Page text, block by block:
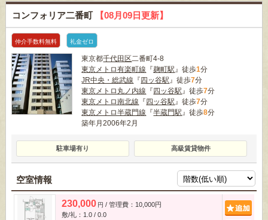
コンフォリア二番町 【08月09日更新】
仲介手数料無料 礼金ゼロ
東京都千代田区二番町4-8
東京メトロ有楽町線 『麹町駅』徒歩1分
JR中央・総武線 『 四ッ谷駅』徒歩7分
東京メトロ丸ノ内線 『 四ッ谷駅』徒歩7分
東京メトロ南北線 『 四ッ谷駅』徒歩7分
東京メトロ半蔵門線 『半蔵門駅』徒歩8分
築年月2006年2月
駐車場有り 高級賃貸物件
空室情報
230,000 円 / 管理費：10,000円
敷/礼：1.0 / 0.0